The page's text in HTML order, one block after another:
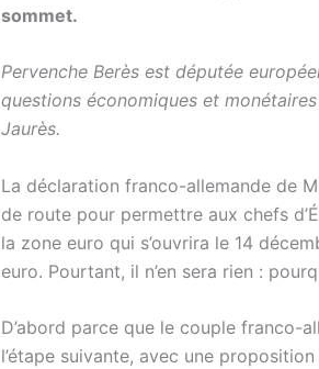
sommet.
Pervenche Berès est députée
questions économiques et
Jaurès.
La déclaration franco-allemande de
de route pour permettre aux chefs
la zone euro qui s’ouvrira le 14
euro. Pourtant, il n’en sera rien :
D’abord parce que le couple franco-
l’étape suivante, avec une